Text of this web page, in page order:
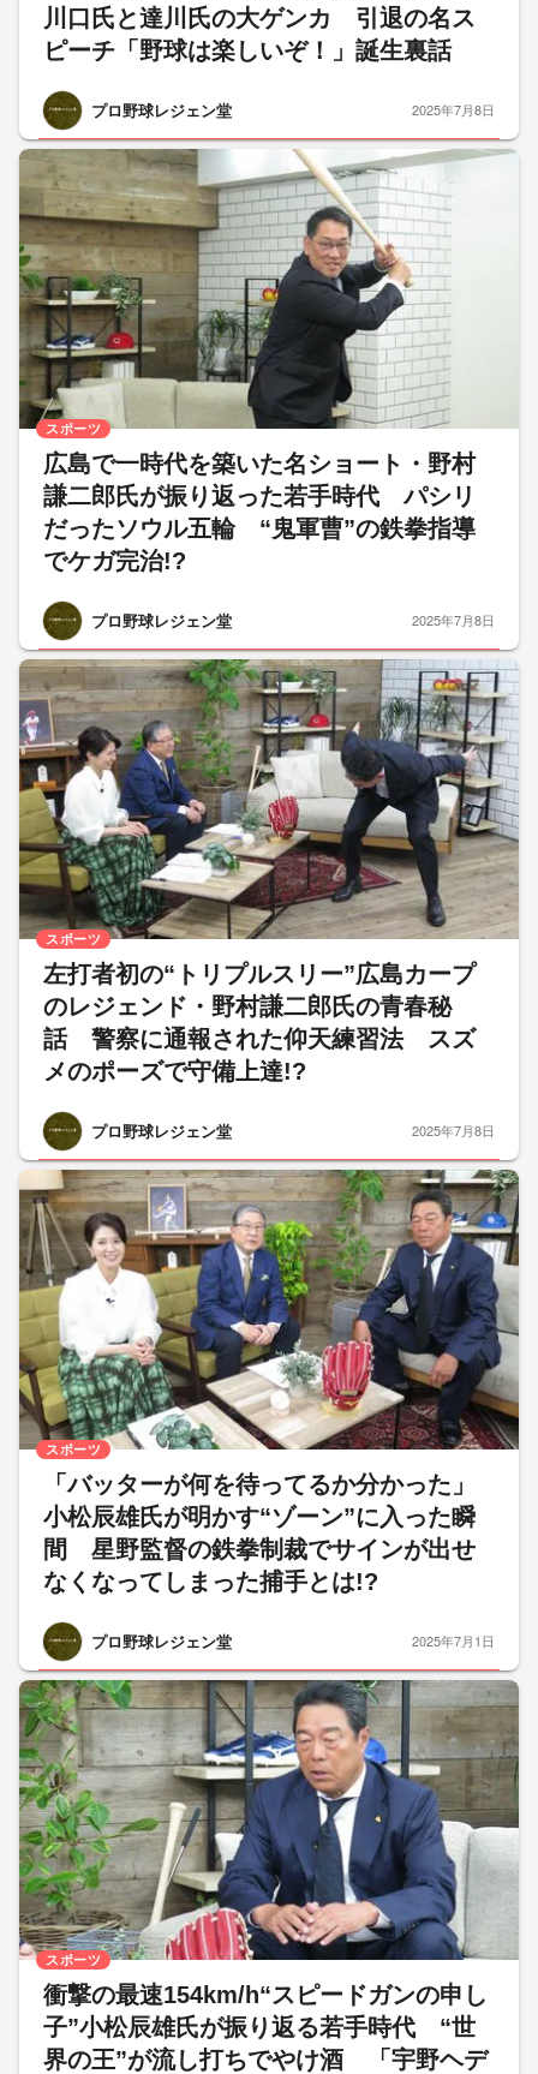
川口氏と達川氏の大ゲンカ 引退の名ス
ピーチ「野球は楽しいぞ！」誕生裏話
プロ野球レジェン堂 2025年7月8日
広島で一時代を築いた名ショート・野村
謙二郎氏が振り返った若手時代 パシリ
だったソウル五輪 “鬼軍曹”の鉄拳指導
でケガ完治!?
プロ野球レジェン堂
スポーツ
2025年7月8日
左打者初の“トリプルスリー”広島カープ
のレジェンド・野村謙二郎氏の青春秘
話 警察に通報された仰天練習法 スズ
メのポーズで守備上達!?
プロ野球レジェン堂
スポーツ
2025年7月8日
「バッターが何を待ってるか分かった」
小松辰雄氏が明かす“ゾーン”に入った瞬
間 星野監督の鉄拳制裁でサインが出せ
なくなってしまった捕手とは!?
プロ野球レジェン堂
スポーツ
2025年7月1日
衝撃の最速154km/h“スピードガンの申し
子”小松辰雄氏が振り返る若手時代 “世
界の王”が流し打ちでやけ酒 「宇野ヘデ
スポーツ